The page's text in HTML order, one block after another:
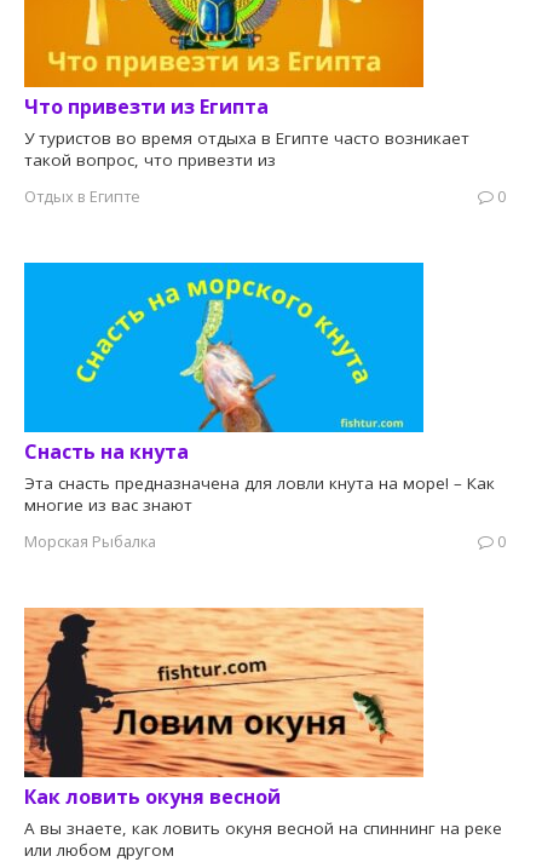
Что привезти из Египта
У туристов во время отдыха в Египте часто возникает
такой вопрос, что привезти из
Отдых в Египте
0
Снасть на кнута
Эта снасть предназначена для ловли кнута на море! – Как
многие из вас знают
Морская Рыбалка
0
Как ловить окуня весной
А вы знаете, как ловить окуня весной на спиннинг на реке
или любом другом